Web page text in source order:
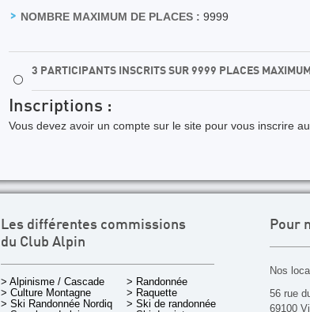
NOMBRE MAXIMUM DE PLACES : 9999
⚪
3 PARTICIPANTS INSCRITS SUR 9999 PLACES
Inscriptions :
Vous devez avoir un compte sur le site pour vous inscrire
Les différentes commissions
du Club Alpin
> Alpinisme / Cascade
> Culture Montagne
> Ski Randonnée Nordique
> Randonnée
> Raquette
> Ski de randonnée
Pour
Nos
56 rue
69100